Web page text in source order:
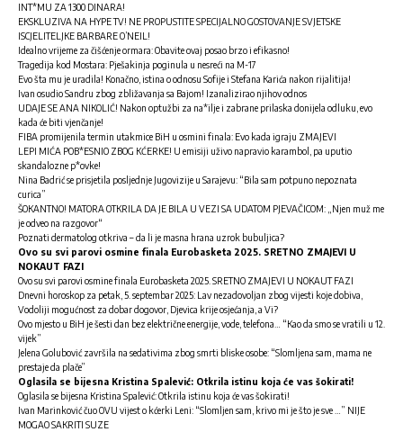
INT*MU ZA 1300 DINARA!
EKSKLUZIVA NA HYPE TV! NE PROPUSTITE SPECIJALNO GOSTOVANJE SVJETSKE
ISCJELITELJKE BARBARE O’NEIL!
Idealno vrijeme za čišćenje ormara: Obavite ovaj posao brzo i efikasno!
Tragedija kod Mostara: Pješakinja poginula u nesreći na M-17
Evo šta mu je uradila! Konačno, istina o odnosu Sofije i Stefana Karića nakon rijalitija!
Ivan osudio Sandru zbog zbližavanja sa Bajom! Izanalizirao njihov odnos
UDAJE SE ANA NIKOLIĆ! Nakon optužbi za na*ilje i zabrane prilaska donijela odluku, evo
kada će biti vjenčanje!
FIBA promijenila termin utakmice BiH u osmini finala: Evo kada igraju ZMAJEVI
LEPI MIĆA POB*ESNIO ZBOG KĆERKE! U emisiji uživo napravio karambol, pa uputio
skandalozne p*ovke!
Nina Badrić se prisjetila posljednje Jugovizije u Sarajevu: “Bila sam potpuno nepoznata
curica”
ŠOKANTNO! MATORA OTKRILA DA JE BILA U VEZI SA UDATOM PJEVAČICOM: „Njen muž me
je odveo na razgovor“
Poznati dermatolog otkriva – da li je masna hrana uzrok bubuljica?
Ovo su svi parovi osmine finala Eurobasketa 2025. SRETNO ZMAJEVI U
NOKAUT FAZI
Ovo su svi parovi osmine finala Eurobasketa 2025. SRETNO ZMAJEVI U NOKAUT FAZI
Dnevni horoskop za petak, 5. septembar 2025: Lav nezadovoljan zbog vijesti koje dobiva,
Vodoliji mogućnost za dobar dogovor, Djevica krije osjećanja, a Vi?
Ovo mjesto u BiH je šesti dan bez električne energije, vode, telefona… “Kao da smo se vratili u 12.
vijek”
Jelena Golubović završila na sedativima zbog smrti bliske osobe: “Slomljena sam, mama ne
prestaje da plače”
Oglasila se bijesna Kristina Spalević: Otkrila istinu koja će vas šokirati!
Oglasila se bijesna Kristina Spalević: Otkrila istinu koja će vas šokirati!
Ivan Marinković čuo OVU vijest o kćerki Leni: “Slomljen sam, krivo mi je što je sve …” NIJE
MOGAO SAKRITI SUZE